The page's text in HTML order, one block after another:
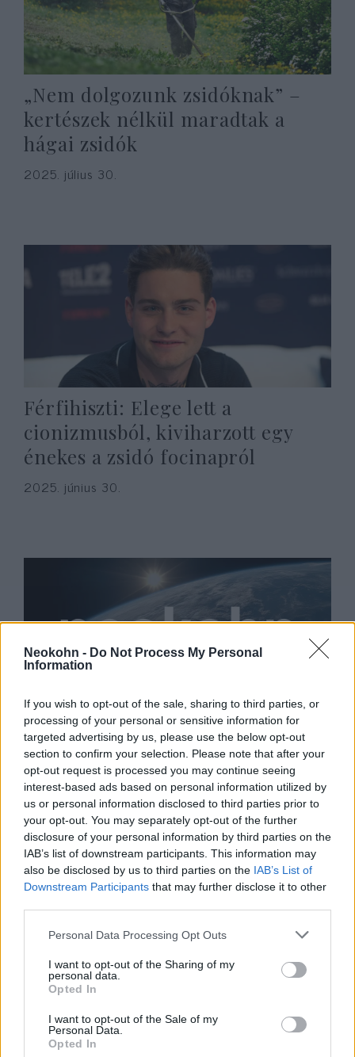
Neokohn - Do Not Process My Personal
Information
If you wish to opt-out of the sale, sharing to third parties, or
processing of your personal or sensitive information for
targeted advertising by us, please use the below opt-out
section to confirm your selection. Please note that after your
opt-out request is processed you may continue seeing
interest-based ads based on personal information utilized by
us or personal information disclosed to third parties prior to
your opt-out. You may separately opt-out of the further
disclosure of your personal information by third parties on the
IAB’s list of downstream participants. This information may
also be disclosed by us to third parties on the IAB’s List of
Downstream Participants that may further disclose it to other
Please note that this website/app uses one or more Google
not limited to your visit or usage behaviour. You may click to
grant or deny consent to Google and its third-party tags to
use your data for below specified purposes in below Google
consent section.
Personal Data Processing Opt Outs
I want to opt-out of the Sharing of my
personal data.
Opted In
I want to opt-out of the Sale of my
Personal Data.
Opted In
„Nem dolgozunk zsidóknak” –
kertészek nélkül maradtak a
hágai zsidók
2025. július 30.
Férfihiszti: Elege lett a
cionizmusból, kiviharzott egy
énekes a zsidó focinapról
2025. június 30.
„Nem hordok többé kipát” –
berobbant a hollandiai
antiszemitizmus a pogrom után
2024. november 17.
Holland rendőrök tagadták meg